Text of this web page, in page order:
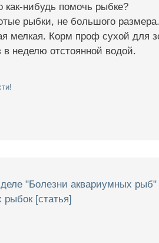
нибудь помочь рыбке?
рыбки, не большого
мелкая. Корм проф сухой для
неделю отстоянной водой.
"Болезни аквариумных рыб"
[статья]